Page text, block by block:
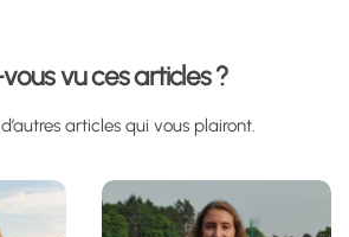
vu ces articles ?
articles qui vous plairont.